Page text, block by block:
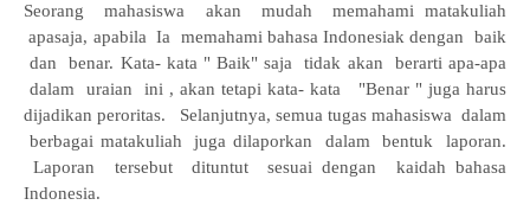
Seorang mahasiswa akan mudah memahami matakuliah
apasaja, apabila Ia memahami bahasa Indonesiak dengan baik
dan benar. Kata- kata " Baik" saja tidak akan berarti apa-apa
dalam uraian ini , akan tetapi kata- kata "Benar " juga harus
dijadikan peroritas. Selanjutnya, semua tugas mahasiswa dalam
berbagai matakuliah juga dilaporkan dalam bentuk laporan.
Laporan tersebut dituntut sesuai dengan kaidah bahasa
Indonesia.